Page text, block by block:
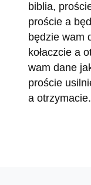
biblia,
proście a
będzie wam
kołaczcie a
wam dane
proście
a otrzymacie.